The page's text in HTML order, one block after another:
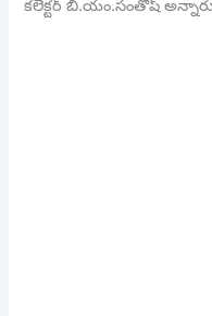
కలెక్టర్ బి.యం.సంతోష్